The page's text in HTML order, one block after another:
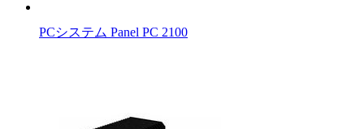
PCシステム Panel PC 2100